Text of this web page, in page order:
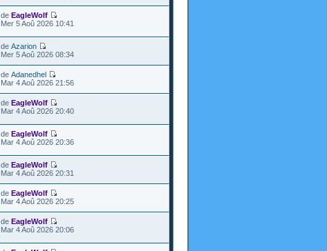
de EagleWolf
Mer 5 Aoû 2026 10:41
de Azarion
Mer 5 Aoû 2026 08:34
de Adanedhel
Mar 4 Aoû 2026 21:56
de EagleWolf
Mar 4 Aoû 2026 20:40
de EagleWolf
Mar 4 Aoû 2026 20:36
de EagleWolf
Mar 4 Aoû 2026 20:31
de EagleWolf
Mar 4 Aoû 2026 20:25
de EagleWolf
Mar 4 Aoû 2026 20:06